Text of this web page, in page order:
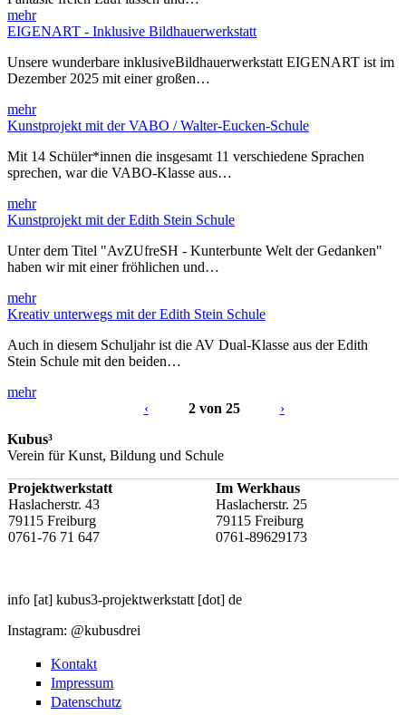
mehr
EIGENART - Inklusive Bildhauerwerkstatt
Unsere wunderbare inklusiveBildhauerwerkstatt EIGENART ist im
Dezember 2025 mit einer großen…
mehr
Kunstprojekt mit der VABO / Walter-Eucken-Schule
Mit 14 Schüler*innen die insgesamt 11 verschiedene Sprachen
sprechen, war die VABO-Klasse aus…
mehr
Kunstprojekt mit der Edith Stein Schule
Unter dem Titel "AvZUfreSH - Kunterbunte Welt der Gedanken"
haben wir mit einer fröhlichen und…
mehr
Kreativ unterwegs mit der Edith Stein Schule
Auch in diesem Schuljahr ist die AV Dual-Klasse aus der Edith
Stein Schule mit den beiden…
mehr
‹
2 von 25
›
Kubus³
Verein für Kunst, Bildung und Schule
Projektwerkstatt
Haslacherstr. 43
79115 Freiburg
0761-76 71 647
Im Werkhaus
Haslacherstr. 25
79115 Freiburg
0761-89629173
info [at] kubus3-projektwerkstatt [dot] de
Instagram: @kubusdrei
Kontakt
Impressum
Datenschutz